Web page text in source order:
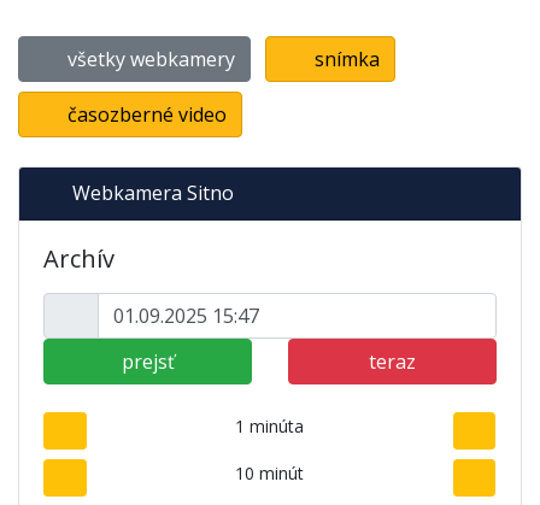
všetky webkamery snímka
časozberné video
Webkamera Sitno
Archív
prejsť teraz
1 minúta
10 minút